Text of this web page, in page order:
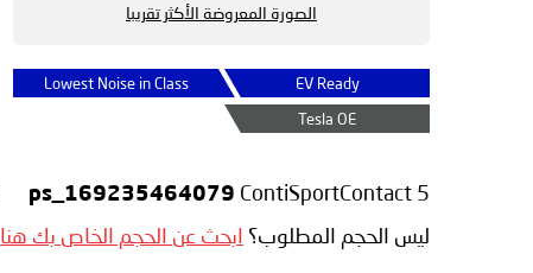
الصورة المعروضة الأكثر تقريبا
EV Ready
Lowest Noise in Class
Tesla OE
ps_169235464079 ContiSportContact 5
ليس الحجم المطلوب؟ ابحث عن الحجم الخاص بك هنا